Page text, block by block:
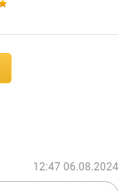
12:47 06.08.2024